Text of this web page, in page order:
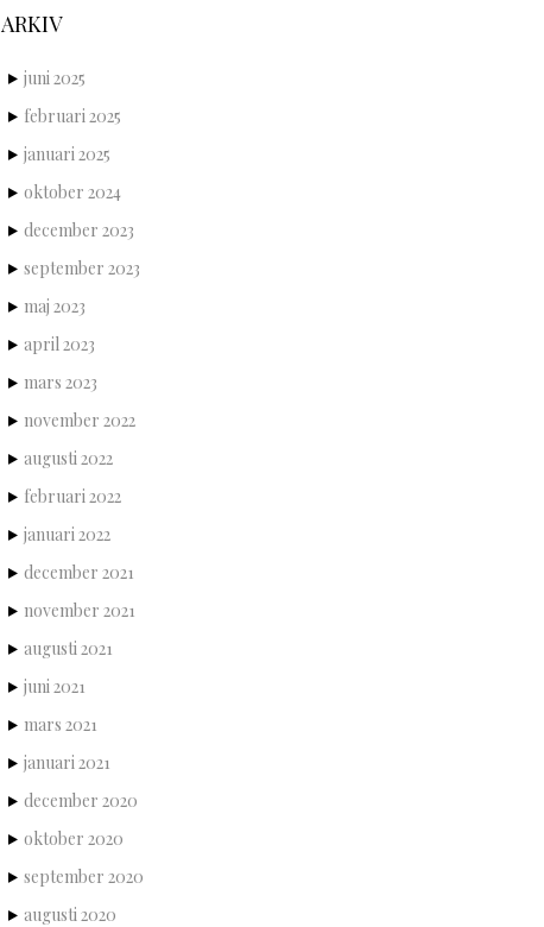
ARKIV
juni 2025
februari 2025
januari 2025
oktober 2024
december 2023
september 2023
maj 2023
april 2023
mars 2023
november 2022
augusti 2022
februari 2022
januari 2022
december 2021
november 2021
augusti 2021
juni 2021
mars 2021
januari 2021
december 2020
oktober 2020
september 2020
augusti 2020